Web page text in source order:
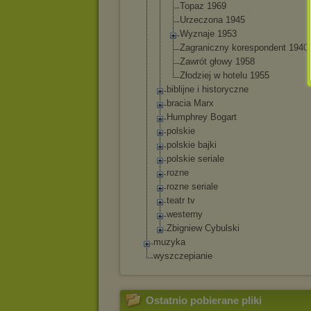
Topaz 1969
Urzeczona 1945
Wyznaje 1953
Zagraniczny korespondent 1940
Zawrót głowy 1958
Złodziej w hotelu 1955
biblijne i historyczne
bracia Marx
Humphrey Bogart
polskie
polskie bajki
polskie seriale
rozne
rozne seriale
teatr tv
westerny
Zbigniew Cybulski
muzyka
wyszczepianie
Ostatnio pobierane pliki